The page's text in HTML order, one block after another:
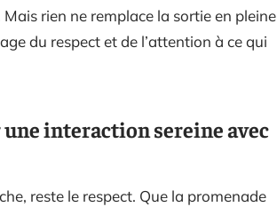
rien ne remplace la sortie en pleine
du respect et de l’attention à ce qui
interaction sereine avec
reste le respect. Que la promenade